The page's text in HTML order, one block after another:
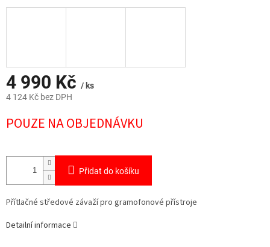
4 990 Kč / ks
4 124 Kč bez DPH
cena:
POUZE NA OBJEDNÁVKU
Přidat do košíku
Přítlačné středové závaží pro gramofonové přístroje
Detailní informace